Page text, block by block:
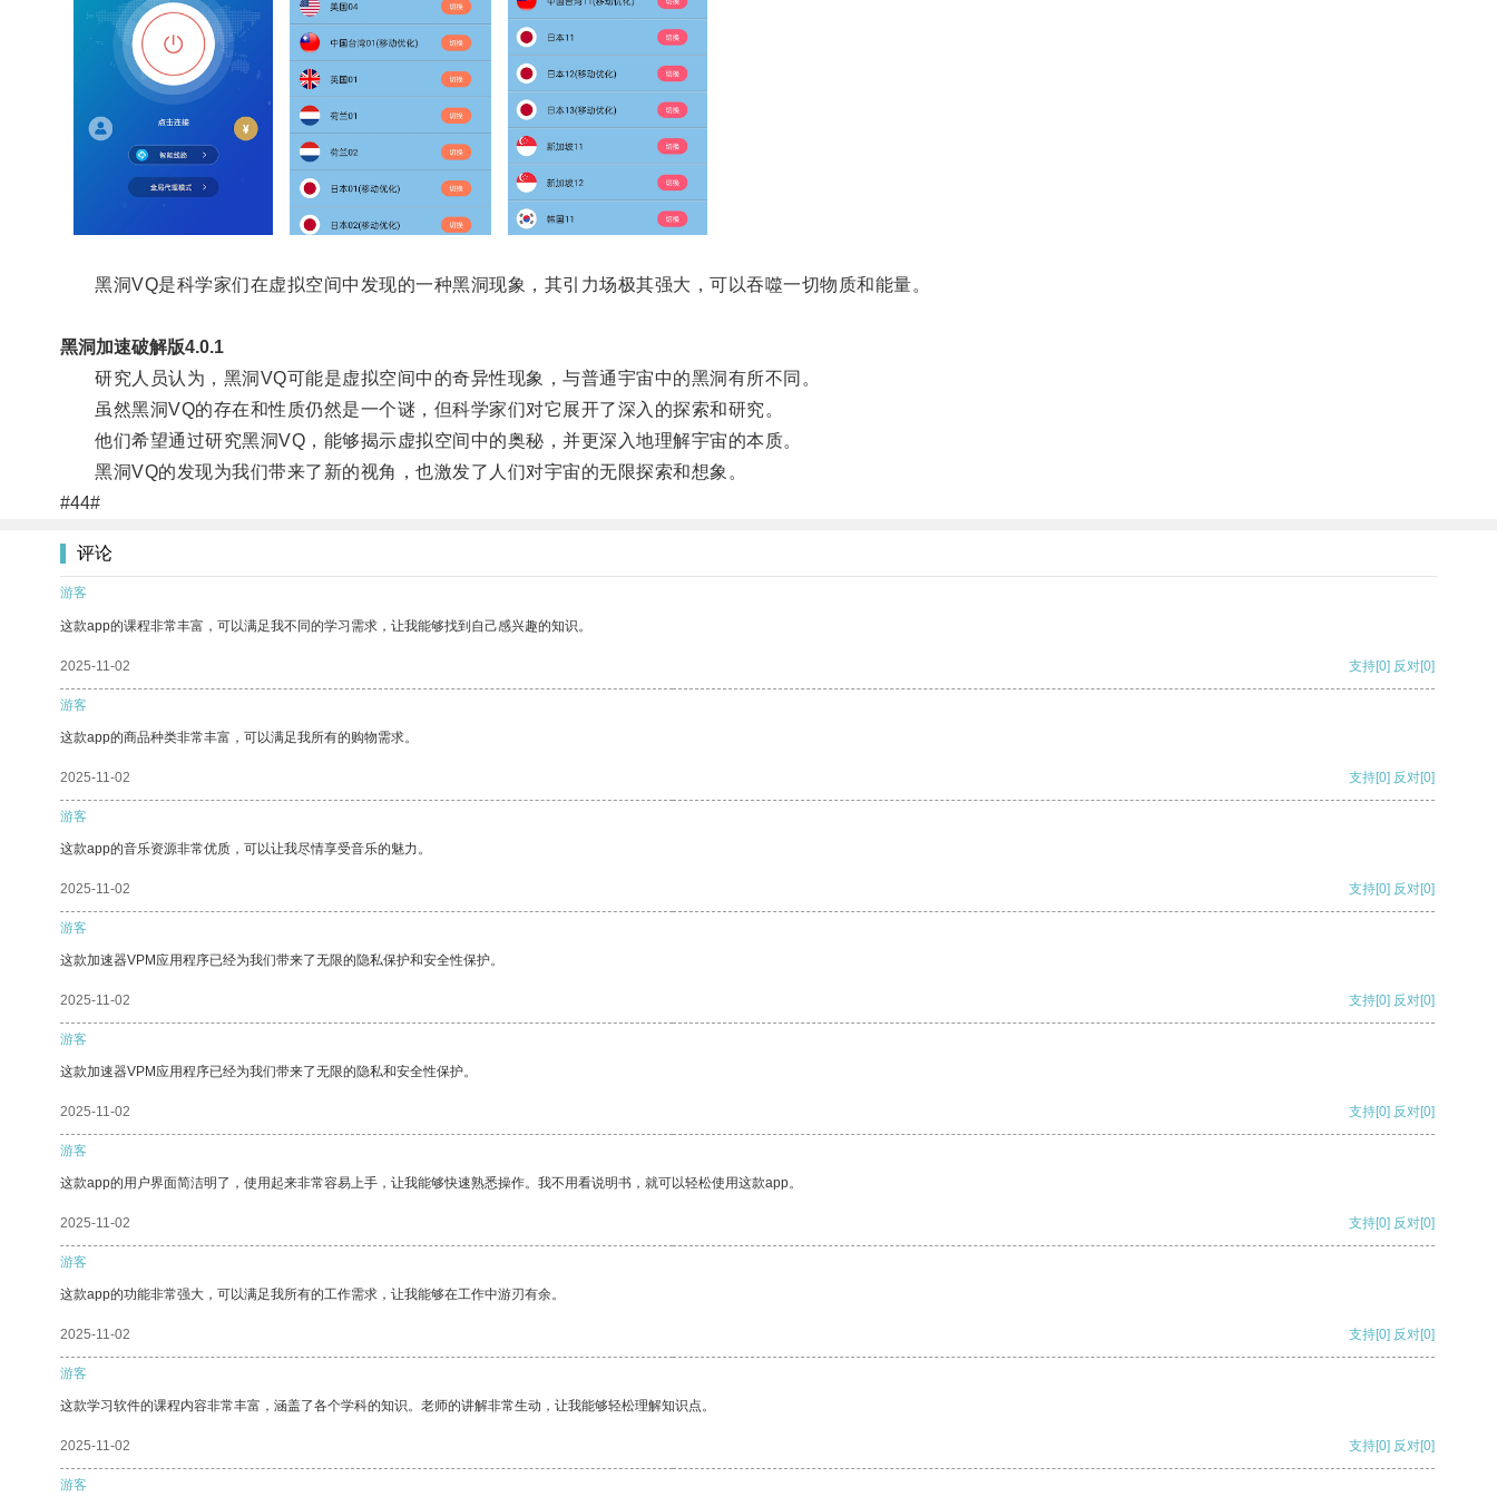
黑洞VQ是科学家们在虚拟空间中发现的一种黑洞现象，其引力场极其强大，可以吞噬一切物质和能量。
黑洞加速破解版4.0.1
研究人员认为，黑洞VQ可能是虚拟空间中的奇异性现象，与普通宇宙中的黑洞有所不同。
虽然黑洞VQ的存在和性质仍然是一个谜，但科学家们对它展开了深入的探索和研究。
他们希望通过研究黑洞VQ，能够揭示虚拟空间中的奥秘，并更深入地理解宇宙的本质。
黑洞VQ的发现为我们带来了新的视角，也激发了人们对宇宙的无限探索和想象。
#44#
评论
游客
这款app的课程非常丰富，可以满足我不同的学习需求，让我能够找到自己感兴趣的知识。
2025-11-02 支持[0] 反对[0]
游客
这款app的商品种类非常丰富，可以满足我所有的购物需求。
2025-11-02 支持[0] 反对[0]
游客
这款app的音乐资源非常优质，可以让我尽情享受音乐的魅力。
2025-11-02 支持[0] 反对[0]
游客
这款加速器VPM应用程序已经为我们带来了无限的隐私保护和安全性保护。
2025-11-02 支持[0] 反对[0]
游客
这款加速器VPM应用程序已经为我们带来了无限的隐私和安全性保护。
2025-11-02 支持[0] 反对[0]
游客
这款app的用户界面简洁明了，使用起来非常容易上手，让我能够快速熟悉操作。我不用看说明书，就可以轻松使用这款app。
2025-11-02 支持[0] 反对[0]
游客
这款app的功能非常强大，可以满足我所有的工作需求，让我能够在工作中游刃有余。
2025-11-02 支持[0] 反对[0]
游客
这款学习软件的课程内容非常丰富，涵盖了各个学科的知识。老师的讲解非常生动，让我能够轻松理解知识点。
2025-11-02 支持[0] 反对[0]
游客